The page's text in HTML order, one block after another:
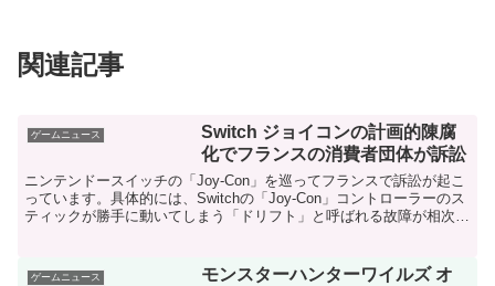
関連記事
ゲームニュース
Switch ジョイコンの計画的陳腐
化でフランスの消費者団体が訴訟
ニンテンドースイッチの「Joy-Con」を巡ってフランスで訴訟が起こ
っています。具体的には、Switchの「Joy-Con」コントローラーのス
ティックが勝手に動いてしまう「ドリフト」と呼ばれる故障が相次い
ゲームニュース
モンスターハンターワイルズ オ